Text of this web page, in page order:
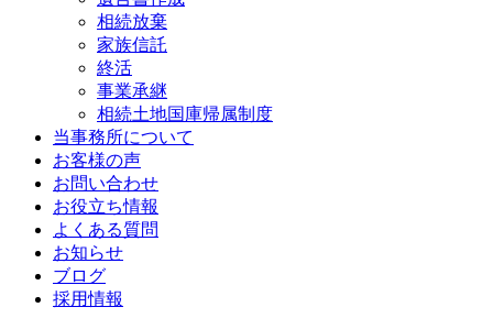
相続放棄
家族信託
終活
事業承継
相続土地国庫帰属制度
当事務所について
お客様の声
お問い合わせ
お役立ち情報
よくある質問
お知らせ
ブログ
採用情報